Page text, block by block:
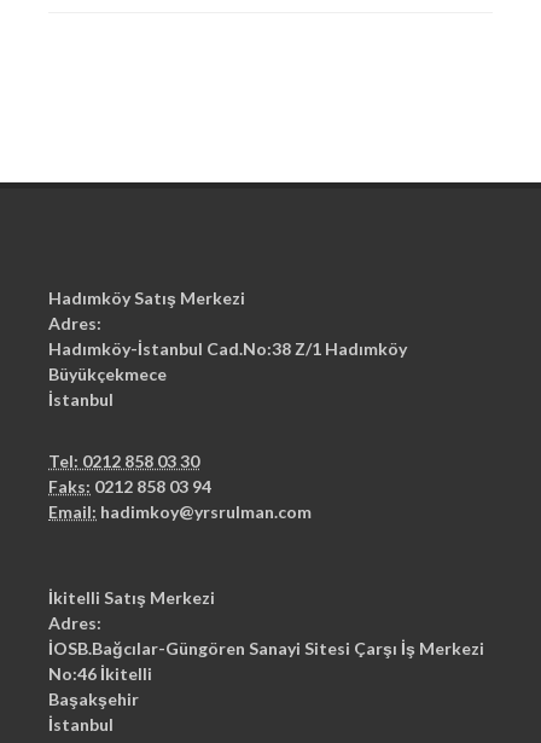
Hadımköy Satış Merkezi
Adres:
Hadımköy-İstanbul Cad.No:38 Z/1 Hadımköy
Büyükçekmece
İstanbul
Tel: 0212 858 03 30
Faks: 0212 858 03 94
Email: hadimkoy@yrsrulman.com
İkitelli Satış Merkezi
Adres:
İOSB.Bağcılar-Güngören Sanayi Sitesi Çarşı İş Merkezi
No:46 İkitelli
Başakşehir
İstanbul